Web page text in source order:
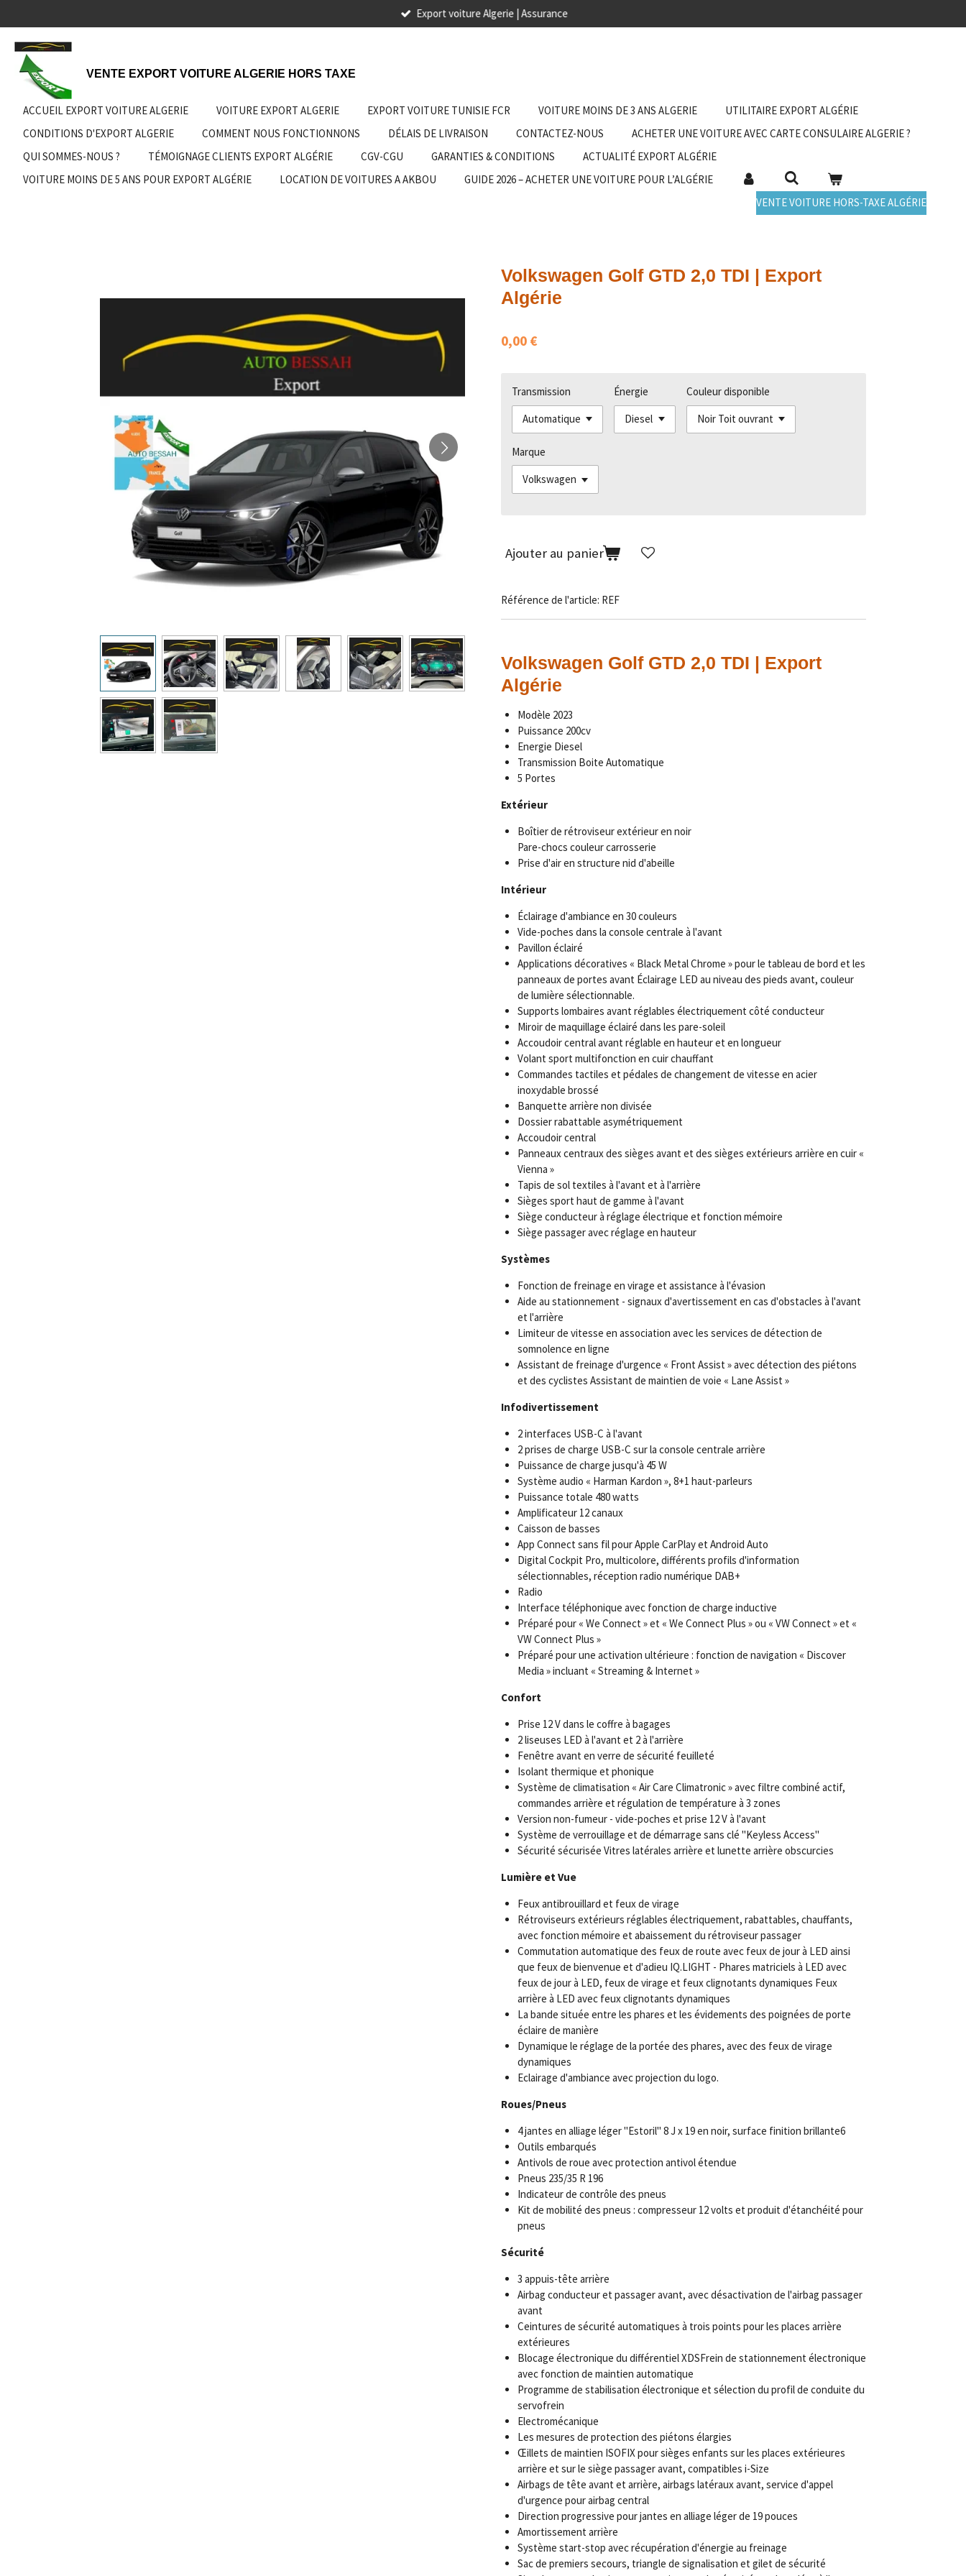
au
contenu
principal
Export voiture Algerie | Assurance
VENTE EXPORT VOITURE ALGERIE HORS TAXE
ACCUEIL EXPORT VOITURE ALGERIE VOITURE EXPORT ALGERIE EXPORT VOITURE TUNISIE FCR VOITURE MOINS DE 3 ANS ALGERIE
UTILITAIRE EXPORT ALGÉRIE
CONDITIONS D'EXPORT ALGERIE
COMMENT NOUS FONCTIONNONS DÉLAIS DE LIVRAISON CONTACTEZ-NOUS
ACHETER UNE VOITURE AVEC CARTE CONSULAIRE ALGERIE ?
QUI SOMMES-NOUS ?
TÉMOIGNAGE CLIENTS EXPORT ALGÉRIE CGV-CGU GARANTIES & CONDITIONS
ACTUALITÉ EXPORT ALGÉRIE
VOITURE MOINS DE 5 ANS POUR EXPORT ALGÉRIE
LOCATION DE VOITURES A AKBOU
GUIDE 2026 – ACHETER UNE VOITURE POUR L’ALGÉRIE
VENTE VOITURE HORS-TAXE ALGÉRIE
Volkswagen Golf GTD 2,0 TDI | Export
Algérie
0,00 €
Transmission Énergie Couleur disponible
Marque
Ajouter au panier
Référence de l'article: REF
Volkswagen Golf GTD 2,0 TDI | Export
Algérie
Modèle 2023
Puissance 200cv
Energie Diesel
Transmission Boite Automatique
5 Portes
Extérieur
Boîtier de rétroviseur extérieur en noir
Pare-chocs couleur carrosserie
Prise d'air en structure nid d'abeille
Intérieur
Éclairage d'ambiance en 30 couleurs
Vide-poches dans la console centrale à l'avant
Pavillon éclairé
Applications décoratives « Black Metal Chrome » pour le tableau de bord et les
panneaux de portes avant Éclairage LED au niveau des pieds avant, couleur
de lumière sélectionnable.
Supports lombaires avant réglables électriquement côté conducteur
Miroir de maquillage éclairé dans les pare-soleil
Accoudoir central avant réglable en hauteur et en longueur
Volant sport multifonction en cuir chauffant
Commandes tactiles et pédales de changement de vitesse en acier
inoxydable brossé
Banquette arrière non divisée
Dossier rabattable asymétriquement
Accoudoir central
Panneaux centraux des sièges avant et des sièges extérieurs arrière en cuir «
Vienna »
Tapis de sol textiles à l'avant et à l'arrière
Sièges sport haut de gamme à l'avant
Siège conducteur à réglage électrique et fonction mémoire
Siège passager avec réglage en hauteur
Systèmes
Fonction de freinage en virage et assistance à l'évasion
Aide au stationnement - signaux d'avertissement en cas d'obstacles à l'avant
et l'arrière
Limiteur de vitesse en association avec les services de détection de
somnolence en ligne
Assistant de freinage d'urgence « Front Assist » avec détection des piétons
et des cyclistes Assistant de maintien de voie « Lane Assist »
Infodivertissement
2 interfaces USB-C à l'avant
2 prises de charge USB-C sur la console centrale arrière
Puissance de charge jusqu'à 45 W
Système audio « Harman Kardon », 8+1 haut-parleurs
Puissance totale 480 watts
Amplificateur 12 canaux
Caisson de basses
App Connect sans fil pour Apple CarPlay et Android Auto
Digital Cockpit Pro, multicolore, différents profils d'information
sélectionnables, réception radio numérique DAB+
Radio
Interface téléphonique avec fonction de charge inductive
Préparé pour « We Connect » et « We Connect Plus » ou « VW Connect » et «
VW Connect Plus »
Préparé pour une activation ultérieure : fonction de navigation « Discover
Media » incluant « Streaming & Internet »
Confort
Prise 12 V dans le coffre à bagages
2 liseuses LED à l'avant et 2 à l'arrière
Fenêtre avant en verre de sécurité feuilleté
Isolant thermique et phonique
Système de climatisation « Air Care Climatronic » avec filtre combiné actif,
commandes arrière et régulation de température à 3 zones
Version non-fumeur - vide-poches et prise 12 V à l'avant
Système de verrouillage et de démarrage sans clé "Keyless Access"
Sécurité sécurisée Vitres latérales arrière et lunette arrière obscurcies
Lumière et Vue
Feux antibrouillard et feux de virage
Rétroviseurs extérieurs réglables électriquement, rabattables, chauffants,
avec fonction mémoire et abaissement du rétroviseur passager
Commutation automatique des feux de route avec feux de jour à LED ainsi
que feux de bienvenue et d'adieu IQ.LIGHT - Phares matriciels à LED avec
feux de jour à LED, feux de virage et feux clignotants dynamiques Feux
arrière à LED avec feux clignotants dynamiques
La bande située entre les phares et les évidements des poignées de porte
éclaire de manière
Dynamique le réglage de la portée des phares, avec des feux de virage
dynamiques
Eclairage d'ambiance avec projection du logo.
Roues/Pneus
4 jantes en alliage léger "Estoril" 8 J x 19 en noir, surface finition brillante6
Outils embarqués
Antivols de roue avec protection antivol étendue
Pneus 235/35 R 196
Indicateur de contrôle des pneus
Kit de mobilité des pneus : compresseur 12 volts et produit d'étanchéité pour
pneus
Sécurité
3 appuis-tête arrière
Airbag conducteur et passager avant, avec désactivation de l'airbag passager
avant
Ceintures de sécurité automatiques à trois points pour les places arrière
extérieures
Blocage électronique du différentiel XDSFrein de stationnement électronique
avec fonction de maintien automatique
Programme de stabilisation électronique et sélection du profil de conduite du
servofrein
Electromécanique
Les mesures de protection des piétons élargies
Œillets de maintien ISOFIX pour sièges enfants sur les places extérieures
arrière et sur le siège passager avant, compatibles i-Size
Airbags de tête avant et arrière, airbags latéraux avant, service d'appel
d'urgence pour airbag central
Direction progressive pour jantes en alliage léger de 19 pouces
Amortissement arrière
Système start-stop avec récupération d'énergie au freinage
Sac de premiers secours, triangle de signalisation et gilet de sécurité